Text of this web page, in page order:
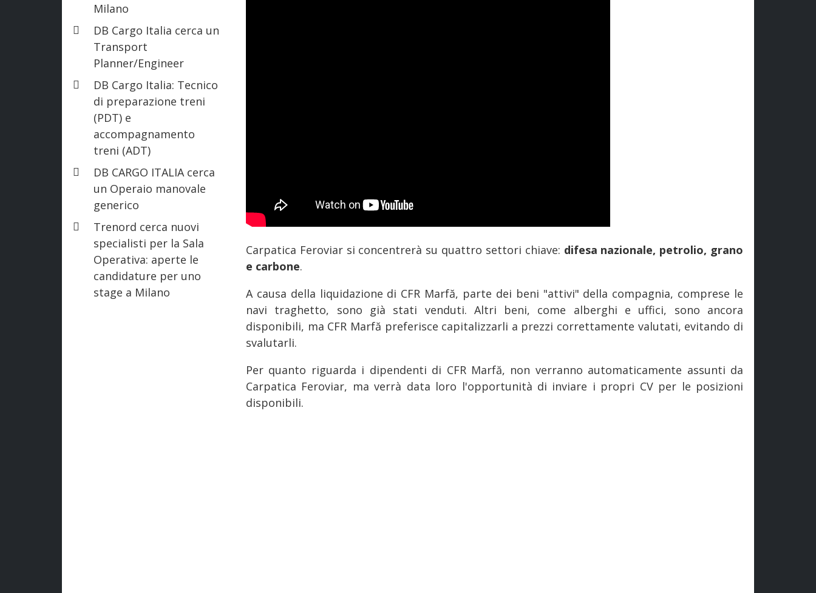
Milano
DB Cargo Italia cerca un
Transport
Planner/Engineer
DB Cargo Italia: Tecnico
di preparazione treni
(PDT) e
accompagnamento
treni (ADT)
DB CARGO ITALIA cerca
un Operaio manovale
generico
Trenord cerca nuovi
specialisti per la Sala
Operativa: aperte le
candidature per uno
stage a Milano
Carpatica Feroviar si concentrerà su quattro settori chiave: difesa nazionale, petrolio, grano
e carbone.
A causa della liquidazione di CFR Marfă, parte dei beni "attivi" della compagnia, comprese le
navi traghetto, sono già stati venduti. Altri beni, come alberghi e uffici, sono ancora
disponibili, ma CFR Marfă preferisce capitalizzarli a prezzi correttamente valutati, evitando di
svalutarli.
Per quanto riguarda i dipendenti di CFR Marfă, non verranno automaticamente assunti da
Carpatica Feroviar, ma verrà data loro l'opportunità di inviare i propri CV per le posizioni
disponibili.